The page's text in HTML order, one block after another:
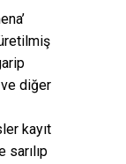
diğer
kayıt
sarılıp